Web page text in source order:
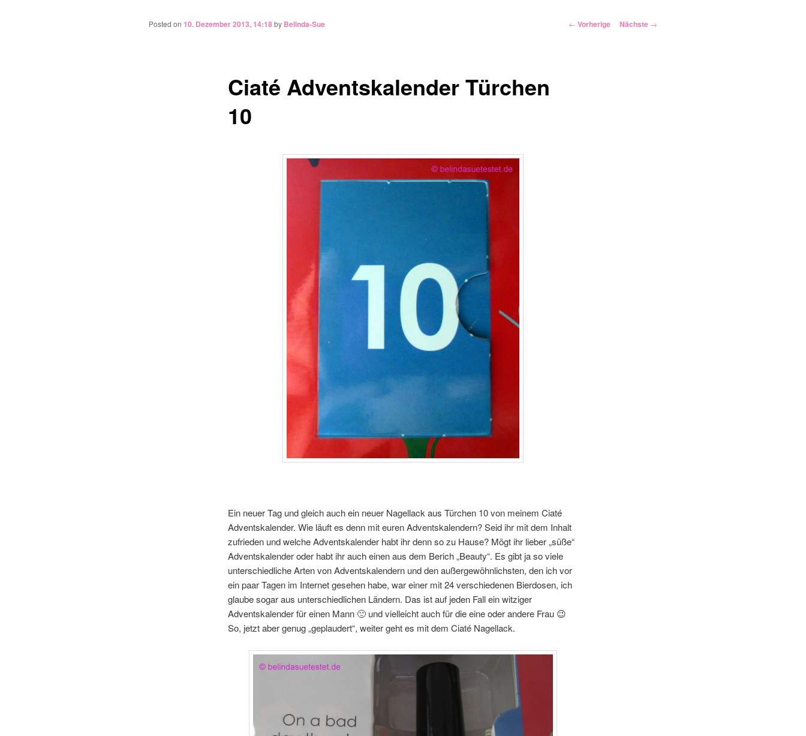
Artikelnavigation
← Vorherige Nächste →
Ciaté Adventskalender Türchen
10
Posted on 10. Dezember 2013, 14:18by Belinda-Sue
Ein neuer Tag und gleich auch ein neuer Nagellack aus Türchen 10 von meinem Ciaté
Adventskalender. Wie läuft es denn mit euren Adventskalendern? Seid ihr mit dem Inhalt
zufrieden und welche Adventskalender habt ihr denn so zu Hause? Mögt ihr lieber „süße“
Adventskalender oder habt ihr auch einen aus dem Berich „Beauty“. Es gibt ja so viele
unterschiedliche Arten von Adventskalendern und den außergewöhnlichsten, den ich vor
ein paar Tagen im Internet gesehen habe, war einer mit 24 verschiedenen Bierdosen, ich
glaube sogar aus unterschiedlichen Ländern. Das ist auf jeden Fall ein witziger
Adventskalender für einen Mann 🙂 und vielleicht auch für die eine oder andere Frau 😉
So, jetzt aber genug „geplaudert“, weiter geht es mit dem Ciaté Nagellack.